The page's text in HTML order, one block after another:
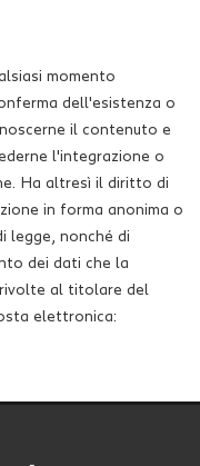
momento
dell'esistenza o
il contenuto e
l'integrazione o
Ha altresì il diritto di
in forma anonima o
legge, nonché di
dei dati che la
al titolare del
elettronica: